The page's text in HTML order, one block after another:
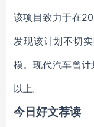
该项目致力于在
发现该计划不切
模。现代汽车曾
以上。
今日好文荐读